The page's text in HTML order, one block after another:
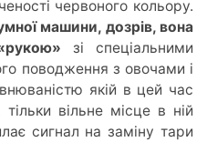
червоного кольору.
машини, дозрів, вона
зі спеціальними
поводження з овочами і
якій в цей час
вільне місце в ній
сигнал на заміну тари